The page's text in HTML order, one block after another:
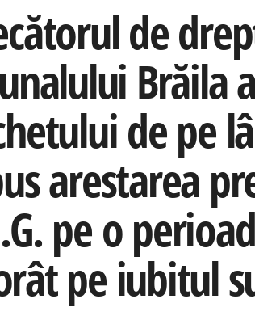
de
Brăila
de pe
arestarea
pe o
pe iubitul